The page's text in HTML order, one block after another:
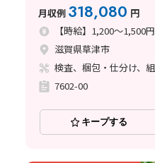
月収例 318,080 円
【時給】1,200～1,500円
滋賀県草津市
7602-00
キープする